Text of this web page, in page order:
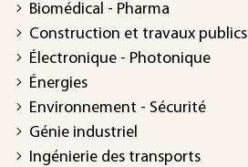
Biomédical - Pharma
Construction et travaux publics
Électronique - Photonique
Énergies
Environnement - Sécurité
Génie industriel
Ingénierie des transports